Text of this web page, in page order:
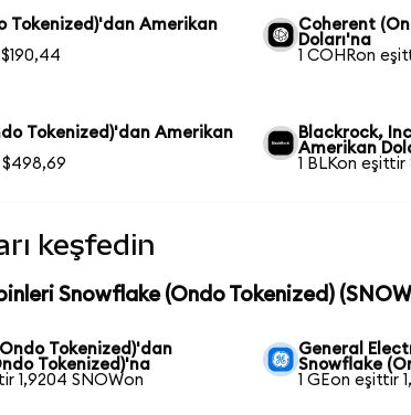
Tokenized)'dan Amerikan
Coherent
Doları'na
1 COHRon
Tokenized)'dan Amerikan
$498,69
Blackrock,
Amerikan
1 BLKon eşittir
keşfedin
Snowflake (Ondo Tokenized)
Tokenized)'dan
Tokenized)'na
1,9204 SNOWon
General
Snowflake
1 GEon eşittir